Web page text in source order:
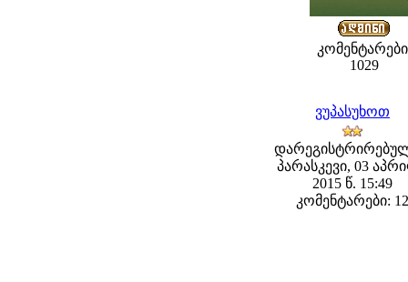
1029
ვუპასუხოთ
პარასკევი, 03
2015 წ. 15:49
კომენტარები: 12